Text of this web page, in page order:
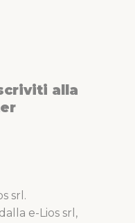
alla
srl.
e-Lios srl,